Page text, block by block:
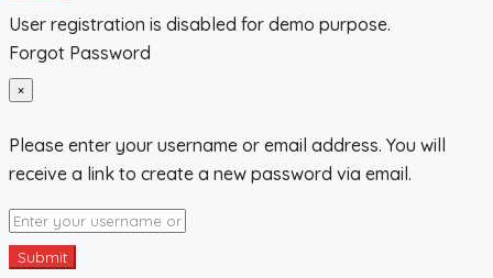
User registration is disabled for demo purpose.
Forgot Password
×
Please enter your username or email address. You will
receive a link to create a new password via email.
Submit